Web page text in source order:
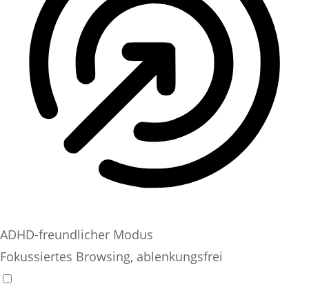
ADHD-freundlicher Modus
Fokussiertes Browsing, ablenkungsfrei